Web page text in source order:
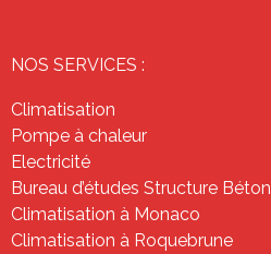
NOS SERVICES :
Climatisation
Pompe à chaleur
Electricité
Bureau d’études Structure Béton
Climatisation à Monaco
Climatisation à Roquebrune